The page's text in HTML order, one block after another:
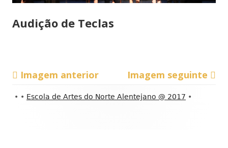
Audição de Teclas
Imagem anterior Imagem seguinte
Conteúdo
• • Escola de Artes do Norte Alentejano @ 2017 •